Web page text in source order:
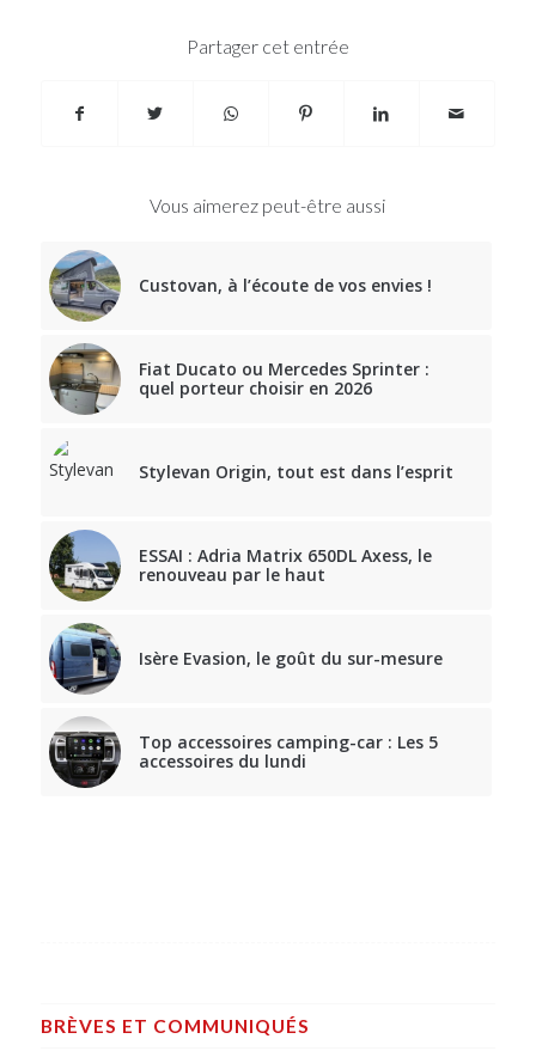
Partager cet entrée
Vous aimerez peut-être aussi
Custovan, à l’écoute de vos envies !
Fiat Ducato ou Mercedes Sprinter :
quel porteur choisir en 2026
Stylevan Origin, tout est dans l’esprit
ESSAI : Adria Matrix 650DL Axess, le
renouveau par le haut
Isère Evasion, le goût du sur-mesure
Top accessoires camping-car : Les 5
accessoires du lundi
BRÈVES ET COMMUNIQUÉS